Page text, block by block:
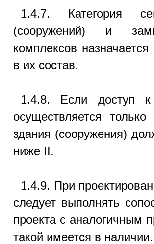
1.4.7. Категория
(сооружений) и
комплексов
в их состав.
1.4.8. Если доступ к
осуществляется
здания (сооружения)
ниже II.
1.4.9. При
следует выполнять
проекта с аналогичным
такой имеется в наличии.